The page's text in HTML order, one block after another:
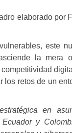
elaborado por
este
la mera
los retos de un
en
y